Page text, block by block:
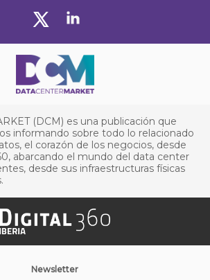
(DCM) es una publicación que
informando sobre todo lo relacionado
el corazón de los negocios, desde
abarcando el mundo del data center
desde sus infraestructuras físicas
Newsletter